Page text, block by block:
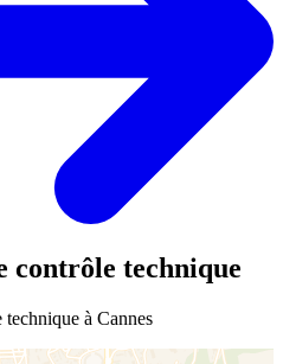
contrôle technique
à Cannes